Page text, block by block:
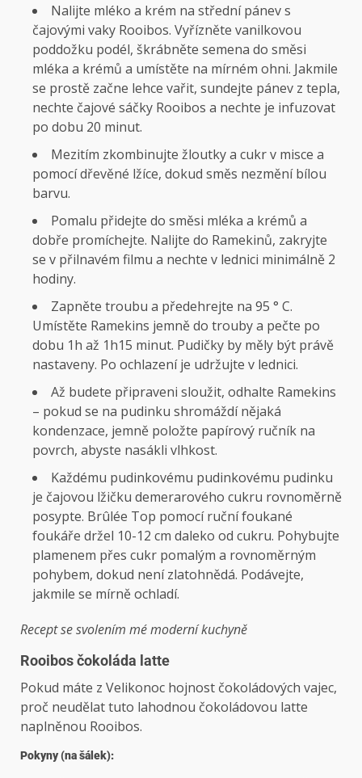
Nalijte mléko a krém na střední pánev s
čajovými vaky Rooibos. Vyřízněte vanilkovou
poddožku podél, škrábněte semena do směsi
mléka a krémů a umístěte na mírném ohni. Jakmile
se prostě začne lehce vařit, sundejte pánev z tepla,
nechte čajové sáčky Rooibos a nechte je infuzovat
po dobu 20 minut.
Mezitím zkombinujte žloutky a cukr v misce a
pomocí dřevěné lžíce, dokud směs nezmění bílou
barvu.
Pomalu přidejte do směsi mléka a krémů a
dobře promíchejte. Nalijte do Ramekinů, zakryjte
se v přilnavém filmu a nechte v lednici minimálně 2
hodiny.
Zapněte troubu a předehrejte na 95 ° C.
Umístěte Ramekins jemně do trouby a pečte po
dobu 1h až 1h15 minut. Pudičky by měly být právě
nastaveny. Po ochlazení je udržujte v lednici.
Až budete připraveni sloužit, odhalte Ramekins
– pokud se na pudinku shromáždí nějaká
kondenzace, jemně položte papírový ručník na
povrch, abyste nasákli vlhkost.
Každému pudinkovému pudinkovému pudinku
je čajovou lžičku demerarového cukru rovnoměrně
posypte. Brûlée Top pomocí ruční foukané
foukáře držel 10-12 cm daleko od cukru. Pohybujte
plamenem přes cukr pomalým a rovnoměrným
pohybem, dokud není zlatohnědá. Podávejte,
jakmile se mírně ochladí.
Recept se svolením mé moderní kuchyně
Rooibos čokoláda latte
Pokud máte z Velikonoc hojnost čokoládových vajec,
proč neudělat tuto lahodnou čokoládovou latte
naplněnou Rooibos.
Pokyny (na šálek):